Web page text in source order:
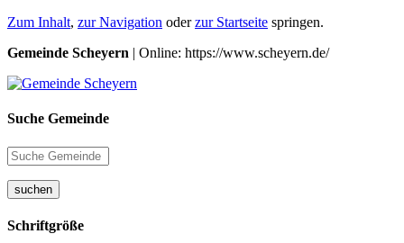
Zum Inhalt, zur Navigation oderzur Startseite springen.
Gemeinde Scheyern | Online: https://www.scheyern.de/
Suche Gemeinde
suchen
Schriftgröße